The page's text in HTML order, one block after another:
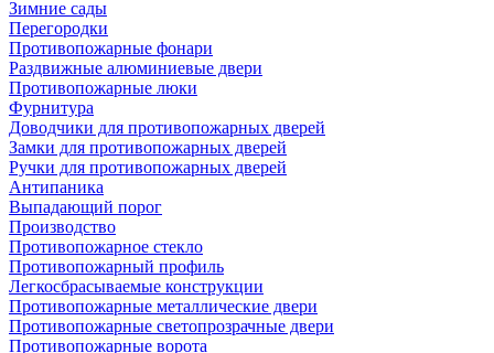
Зимние сады
Перегородки
Противопожарные фонари
Раздвижные алюминиевые двери
Противопожарные люки
Фурнитура
Доводчики для противопожарных дверей
Замки для противопожарных дверей
Ручки для противопожарных дверей
Антипаника
Выпадающий порог
Производство
Противопожарное стекло
Противопожарный профиль
Легкосбрасываемые конструкции
Противопожарные металлические двери
Противопожарные светопрозрачные двери
Противопожарные ворота